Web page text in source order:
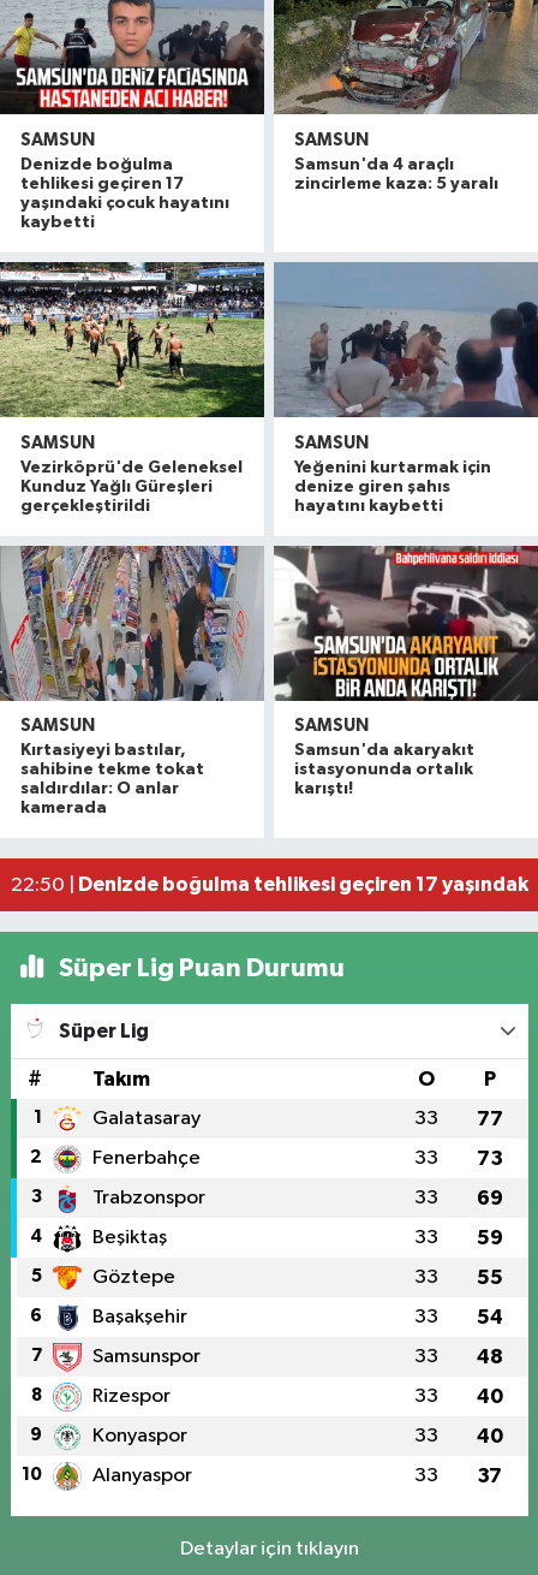
SAMSUN
Denizde boğulma
tehlikesi geçiren 17
yaşındaki çocuk hayatını
kaybetti
SAMSUN
Samsun'da 4 araçlı
zincirleme kaza: 5 yaralı
SAMSUN
Vezirköprü'de Geleneksel
Kunduz Yağlı Güreşleri
gerçekleştirildi
SAMSUN
Yeğenini kurtarmak için
denize giren şahıs
hayatını kaybetti
SAMSUN
Kırtasiyeyi bastılar,
sahibine tekme tokat
saldırdılar: O anlar
kamerada
SAMSUN
Samsun'da akaryakıt
istasyonunda ortalık
karıştı!
12:48 |Samsun'da sağanak sonrası yardım çağrısı
09:53 |Samsun'da sağanak: Yollar göle döndü
Samsun'da faciayı genç önledi! Alev alan
22:50 |
Denizde boğulma tehlikesi geçiren 17
Süper Lig Puan Durumu
Süper Lig
# Takım O P
1 Galatasaray 33 77
2 Fenerbahçe 33 73
3 Trabzonspor 33 69
4 Beşiktaş 33 59
5 Göztepe 33 55
6 Başakşehir 33 54
7 Samsunspor 33 48
8 Rizespor 33 40
9 Konyaspor 33 40
10 Alanyaspor 33 37
Detaylar için tıklayın